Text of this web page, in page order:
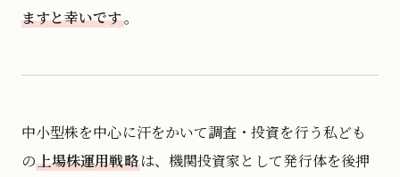
ますと幸いです。
中小型株を中心に汗をかいて調査・投資を行う私ども
の上場株運用戦略は、機関投資家として発行体を後押